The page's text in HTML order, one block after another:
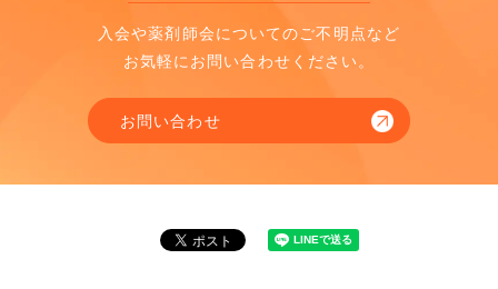
入会や薬剤師会についてのご不明点など
お気軽にお問い合わせください。
お問い合わせ